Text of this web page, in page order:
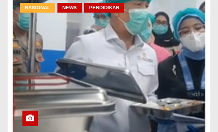
NASIONAL NEWS PENDIDIKAN